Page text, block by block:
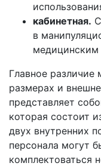
кабинетная.
в
медицинским
Главное
размерах и
представляет
которая состоит
двух внутренних
персонала могут
комплектоваться